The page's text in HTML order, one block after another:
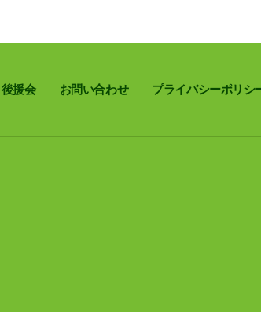
後援会 お問い合わせ プライバシーポリシ